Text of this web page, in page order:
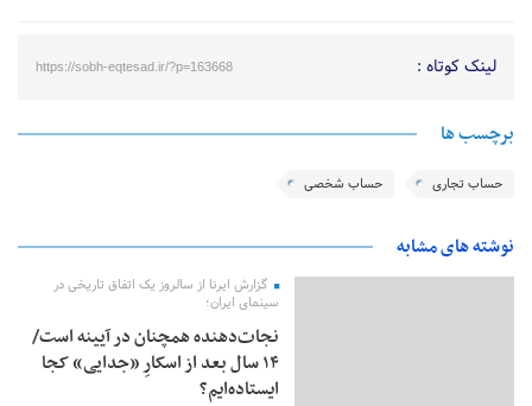
لینک کوتاه : https://sobh-eqtesad.ir/?p=163668
برچسب ها
حساب تجاری حساب شخصی
نوشته های مشابه
گزارش ایرنا از سالروز یک اتفاق تاریخی در
سینمای ایران؛
نجات‌دهنده‌ همچنان در آیینه است/
۱۴ سال بعد از اسکارِ «جدایی» کجا
ایستاده‌ایم؟